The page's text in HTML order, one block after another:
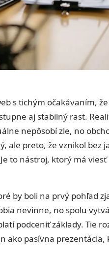
s tichým očakávaním,
aj stabilný rast.
nepôsobí zle, no
ale preto, že vznikol bez
to nástroj, ktorý má
by boli na prvý pohľad
nevinne, no spolu
podceniť základy. Tie
pasívna prezentácia,